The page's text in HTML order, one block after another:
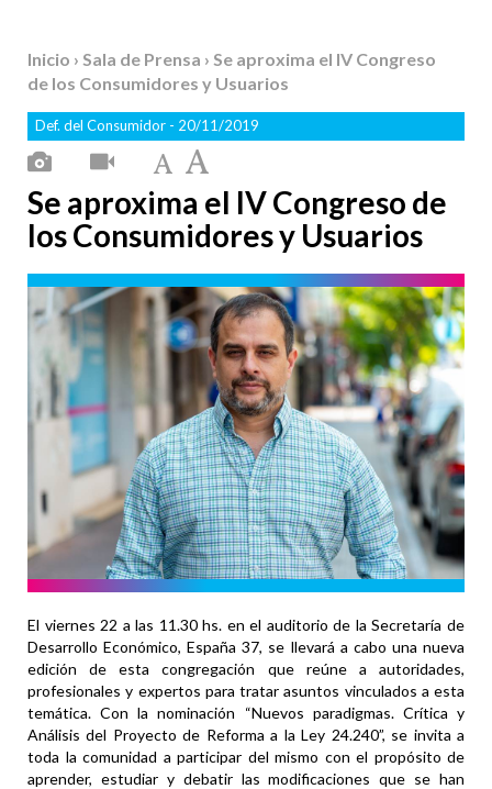
Inicio › Sala de Prensa › Se aproxima el IV Congreso
de los Consumidores y Usuarios
Def. del Consumidor - 20/11/2019
Se aproxima el IV Congreso de
los Consumidores y Usuarios
El viernes 22 a las 11.30 hs. en el auditorio de la Secretaría de
Desarrollo Económico, España 37, se llevará a cabo una nueva
edición de esta congregación que reúne a autoridades,
profesionales y expertos para tratar asuntos vinculados a esta
temática. Con la nominación “Nuevos paradigmas. Crítica y
Análisis del Proyecto de Reforma a la Ley 24.240”, se invita a
toda la comunidad a participar del mismo con el propósito de
aprender, estudiar y debatir las modificaciones que se han